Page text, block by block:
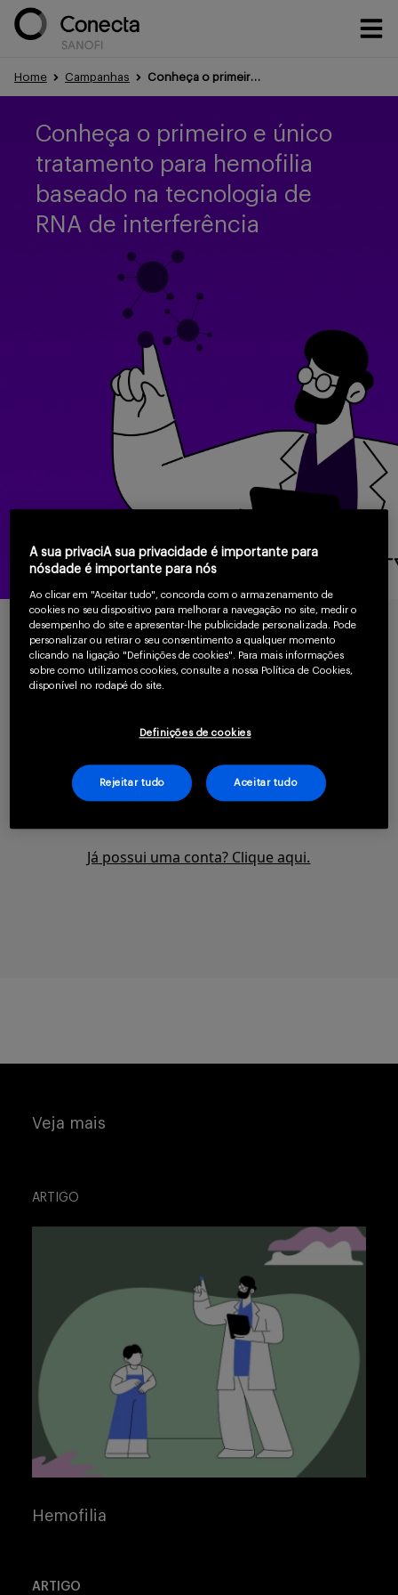
Conteúdos
Sobre
Entrar
Home Campanhas Conheça o primeiro e único tratamento para todos os tipos de hemofilia
Conheça o primeiro e único
tratamento para hemofilia
baseado na tecnologia de
RNA de interferência
Para continuar lendo
confirme que você é
um profissional da
CLIQUE AQUI PARA SE CADASTRAR
Já possui uma conta? Clique aqui.
Veja mais
ARTIGO
Hemofilia
ARTIGO
A sua privaciA sua privacidade é importante para
nósdade é importante para nós
Ao clicar em "Aceitar tudo", concorda com o armazenamento de
cookies no seu dispositivo para melhorar a navegação no site, medir o
desempenho do site e apresentar-lhe publicidade personalizada. Pode
personalizar ou retirar o seu consentimento a qualquer momento
clicando na ligação "Definições de cookies". Para mais informações
sobre como utilizamos cookies, consulte a nossa Política de Cookies,
disponível no rodapé do site.
Definições de cookies
Rejeitar tudo Aceitar tudo